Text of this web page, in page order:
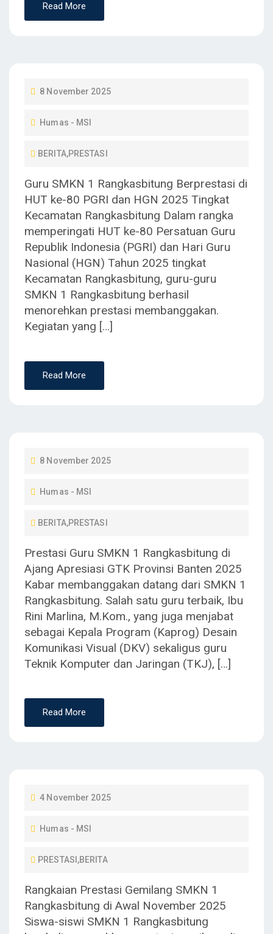
Read More
P
S
E
O
8 November 2025
Humas - MSI
BERITA,PRESTASI
Guru SMKN 1 Rangkasbitung Berprestasi di
HUT ke-80 PGRI dan HGN 2025 Tingkat
Kecamatan Rangkasbitung Dalam rangka
memperingati HUT ke-80 Persatuan Guru
Republik Indonesia (PGRI) dan Hari Guru
Nasional (HGN) Tahun 2025 tingkat
Kecamatan Rangkasbitung, guru-guru
SMKN 1 Rangkasbitung berhasil
menorehkan prestasi membanggakan.
Kegiatan yang […]
Read More
P
S
E
N
8 November 2025
Humas - MSI
BERITA,PRESTASI
Prestasi Guru SMKN 1 Rangkasbitung di
Ajang Apresiasi GTK Provinsi Banten 2025
Kabar membanggakan datang dari SMKN 1
Rangkasbitung. Salah satu guru terbaik, Ibu
Rini Marlina, M.Kom., yang juga menjabat
sebagai Kepala Program (Kaprog) Desain
Komunikasi Visual (DKV) sekaligus guru
Teknik Komputer dan Jaringan (TKJ), […]
Read More
P
S
E
4 November 2025
Humas - MSI
PRESTASI ,BERITA
Rangkaian Prestasi Gemilang SMKN 1
Rangkasbitung di Awal November 2025
Siswa-siswi SMKN 1 Rangkasbitung